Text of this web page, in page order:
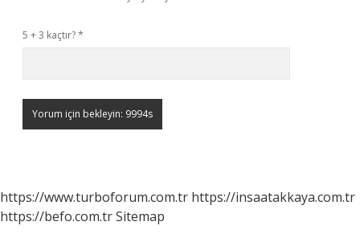
5 + 3 kaçtır?*
https://www.turboforum.com.tr https://insaatakkaya.com.tr
https://befo.com.trSitemap